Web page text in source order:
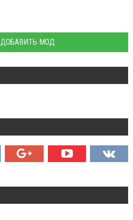
ДОБАВИТЬ МОД